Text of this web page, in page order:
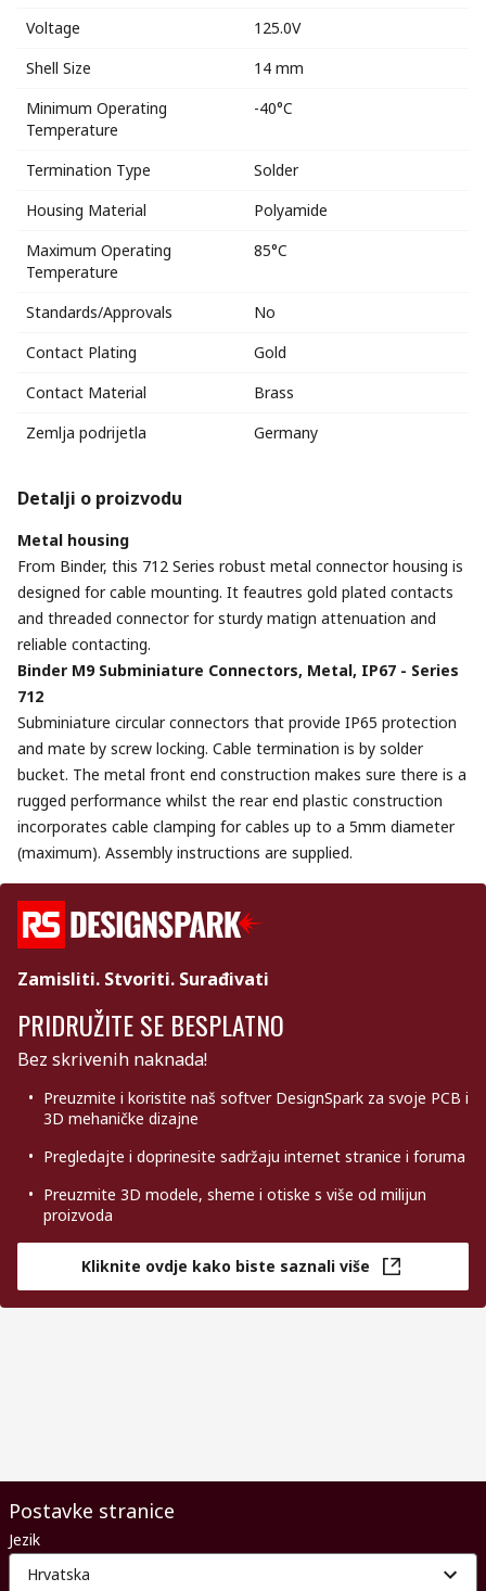
Voltage
125.0V
Shell Size
14 mm
Minimum Operating
Temperature
-40°C
Termination Type
Solder
Housing Material
Polyamide
Maximum Operating
Temperature
85°C
Standards/Approvals
No
Contact Plating
Gold
Contact Material
Brass
Zemlja podrijetla
Germany
Detalji o proizvodu
Metal housing
From Binder, this 712 Series robust metal connector housing is
designed for cable mounting. It feautres gold plated contacts
and threaded connector for sturdy matign attenuation and
reliable contacting.
Binder M9 Subminiature Connectors, Metal, IP67 - Series
712
Subminiature circular connectors that provide IP65 protection
and mate by screw locking. Cable termination is by solder
bucket. The metal front end construction makes sure there is a
rugged performance whilst the rear end plastic construction
incorporates cable clamping for cables up to a 5mm diameter
(maximum). Assembly instructions are supplied.
Zamisliti. Stvoriti. Surađivati
PRIDRUŽITE SE BESPLATNO
Bez skrivenih naknada!
Preuzmite i koristite naš softver DesignSpark za svoje PCB i
3D mehaničke dizajne
Pregledajte i doprinesite sadržaju internet stranice i foruma
Preuzmite 3D modele, sheme i otiske s više od milijun
proizvoda
Kliknite ovdje kako biste saznali više
Postavke stranice
Jezik
Hrvatska